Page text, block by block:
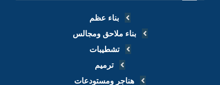
بناء عظم
بناء ملاحق ومجالس
تشطيبات
ترميم
هناجر ومستودعات